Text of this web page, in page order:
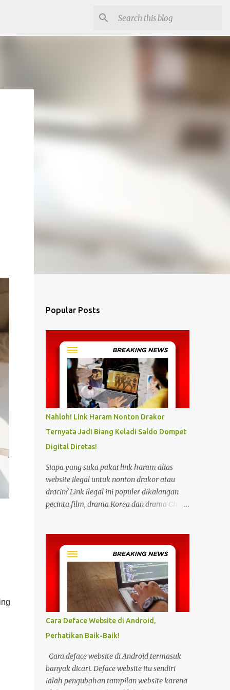
Popular Posts
Nahloh! Link Haram Nonton Drakor
Ternyata Jadi Biang Keladi Saldo Dompet
Digital Diretas!
Siapa yang suka pakai link haram alias
website ilegal untuk nonton drakor atau
dracin? Link ilegal ini populer dikalangan
pecinta film, drama Korea dan drama China
link ilegal ini juga mengunggah episode
baru dengan kecepatan yang sama dengan
link legal berbayar. Namun kebiasaan
tersebut sepertinya harus dihentikan
sekarang juga. Pasalnya menonton film,
konser, drama, atau apapun itu di situs tidak
resmi disebut bisa menjadi jalan masuk
peretasan pada perangkat elektronik.
Pengalaman ini dibagikan oleh pengguna
media sosial X, @kdrama_menfess pada
Selasa (23/2/2024) siang. Dalam
unggahannya, terlihat perangkat laptop
Cara Deface Website di Android,
Perhatikan Baik-Baik!
Cara deface website di Android termasuk
banyak dicari. Deface website itu sendiri
ialah pengubahan tampilan website karena